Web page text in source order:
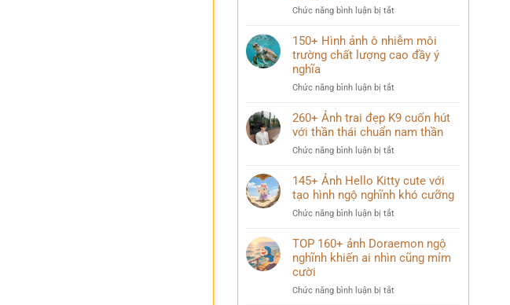
xem
da
gà
buồn
và
chill
mạng
hội
Chức năng bình luận bị tắt
270+
chuẩn
thần
trong
giới
150+ Hình ảnh ô nhiễm môi
trường chất lượng cao đầy ý
nghĩa
Chức năng bình luận bị tắt
Hình
nhiễm
trường
chất
ý
nghĩa
260+ Ảnh trai đẹp K9 cuốn hút
với thần thái chuẩn nam thần
Chức năng bình luận bị tắt
Ảnh
trai
K9
hút
với
chuẩn
145+ Ảnh Hello Kitty cute với
tạo hình ngộ nghĩnh khó cưỡng
Chức năng bình luận bị tắt
Ảnh
Hello
với
TOP 160+ ảnh Doraemon ngộ
nghĩnh khiến ai nhìn cũng mỉm
cười
Chức năng bình luận bị tắt